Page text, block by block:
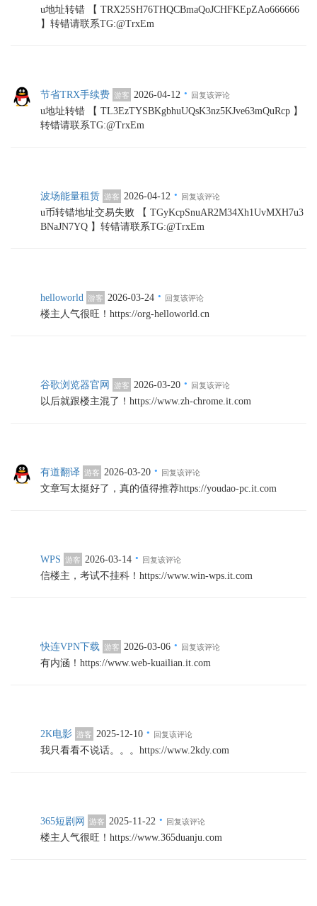
u地址转错 【 TRX25SH76THQCBmaQoJCHFKEpZAo666666
】转错请联系TG:@TrxEm
节省TRX手续费 游客 2026-04-12 · 回复该评论
u地址转错 【 TL3EzTYSBKgbhuUQsK3nz5KJve63mQuRcp 】
转错请联系TG:@TrxEm
波场能量租赁 游客 2026-04-12 · 回复该评论
u币转错地址交易失败 【 TGyKcpSnuAR2M34Xh1UvMXH7u3
BNaJN7YQ 】转错请联系TG:@TrxEm
helloworld 游客 2026-03-24 · 回复该评论
楼主人气很旺！https://org-helloworld.cn
谷歌浏览器官网 游客 2026-03-20 · 回复该评论
以后就跟楼主混了！https://www.zh-chrome.it.com
有道翻译 游客 2026-03-20 · 回复该评论
文章写太挺好了，真的值得推荐https://youdao-pc.it.com
WPS 游客 2026-03-14 · 回复该评论
信楼主，考试不挂科！https://www.win-wps.it.com
快连VPN下载 游客 2026-03-06 · 回复该评论
有内涵！https://www.web-kuailian.it.com
2K电影 游客 2025-12-10 · 回复该评论
我只看看不说话。。。https://www.2kdy.com
365短剧网 游客 2025-11-22 · 回复该评论
楼主人气很旺！https://www.365duanju.com